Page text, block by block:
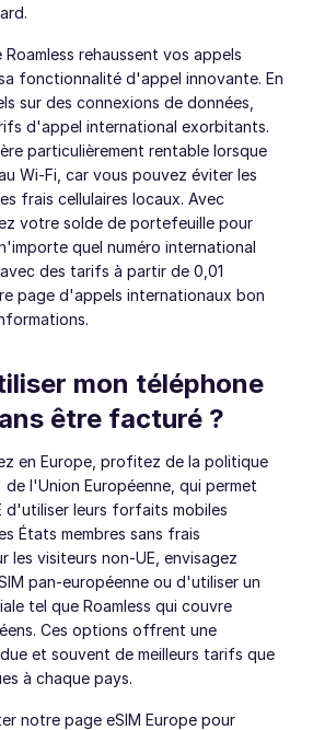
rehaussent vos appels
fonctionnalité d'appel innovante. En
sur des connexions de données,
d'appel international exorbitants.
particulièrement rentable lorsque
Wi-Fi, car vous pouvez éviter les
frais cellulaires locaux. Avec
votre solde de portefeuille pour
quel numéro international
des tarifs à partir de 0,01
page d'appels internationaux bon
mon téléphone
être facturé ?
en Europe, profitez de la politique
de l'Union Européenne, qui permet
d'utiliser leurs forfaits mobiles
États membres sans frais
les visiteurs non-UE, envisagez
pan-européenne ou d'utiliser un
tel que Roamless qui couvre
Ces options offrent une
et souvent de meilleurs tarifs que
à chaque pays.
notre page eSIM Europe pour